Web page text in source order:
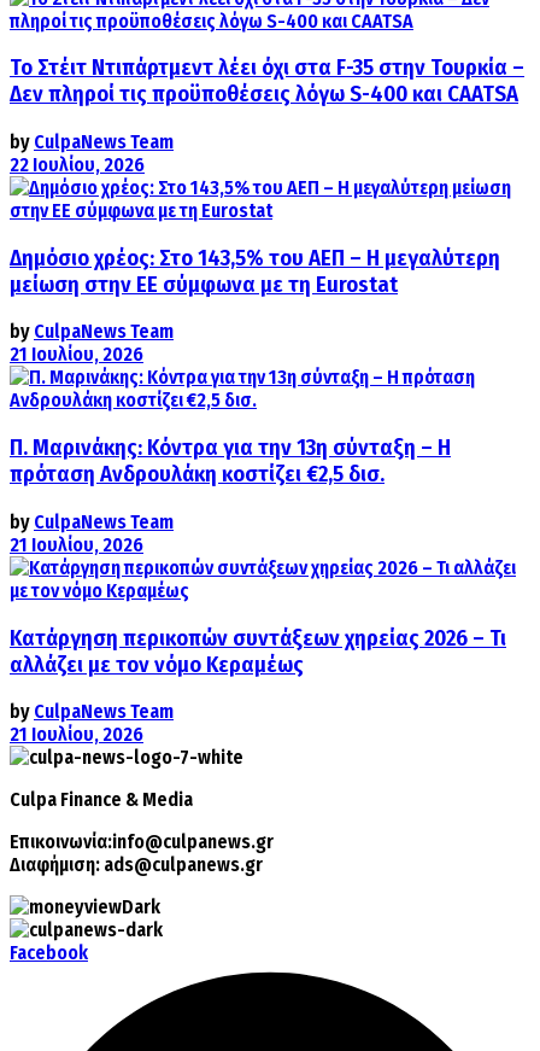
Το Στέιτ Ντιπάρτμεντ λέει όχι στα F-35 στην Τουρκία –
Δεν πληροί τις προϋποθέσεις λόγω S-400 και CAATSA
by CulpaNews Team
22 Ιουλίου, 2026
Δημόσιο χρέος: Στο 143,5% του ΑΕΠ – Η μεγαλύτερη
μείωση στην ΕΕ σύμφωνα με τη Eurostat
by CulpaNews Team
21 Ιουλίου, 2026
Π. Μαρινάκης: Κόντρα για την 13η σύνταξη – Η
πρόταση Ανδρουλάκη κοστίζει €2,5 δισ.
by CulpaNews Team
21 Ιουλίου, 2026
Κατάργηση περικοπών συντάξεων χηρείας 2026 – Τι
αλλάζει με τον νόμο Κεραμέως
by CulpaNews Team
21 Ιουλίου, 2026
Culpa Finance & Media
Επικοινωνία:info@culpanews.gr
Διαφήμιση: ads@culpanews.gr
Facebook